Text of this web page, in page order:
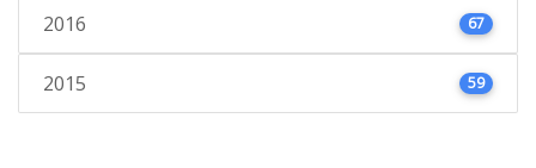
2016 67
2015 59